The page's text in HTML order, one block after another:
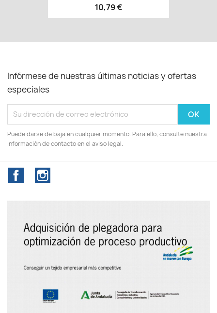
10,79 €
Infórmese de nuestras últimas noticias y ofertas
especiales
Puede darse de baja en cualquier momento. Para ello, consulte nuestra
información de contacto en el aviso legal.
Facebook